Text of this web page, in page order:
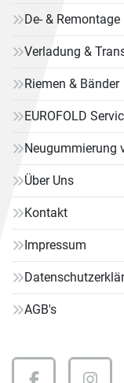
De- & Remontage
Verladung &
Riemen & Bänder
EUROFOLD
Neugummierung
Über Uns
Kontakt
Impressum
AGB's